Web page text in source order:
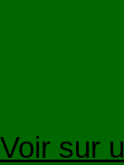
Voir sur